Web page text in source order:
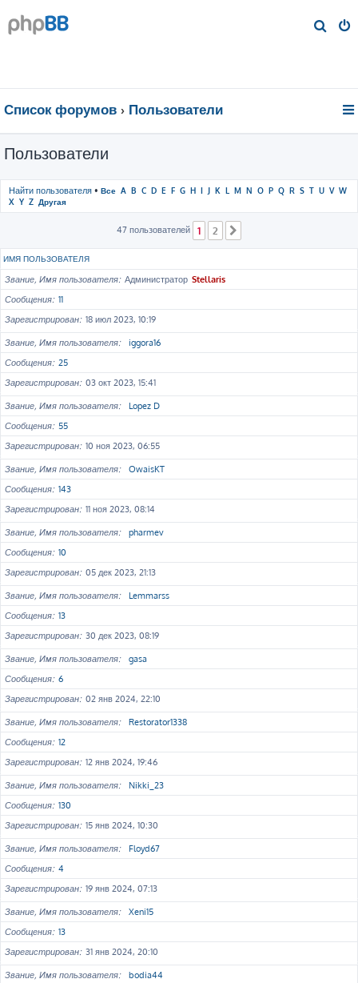
Список форумов Пользователи
Пользователи
Найти пользователя • Все A B C D E F G H I J K L M N O P Q R S T U V W
X Y Z Другая
47 пользователей 1 2
ИМЯ ПОЛЬЗОВАТЕЛЯ
Звание, Имя пользователя Администратор Stellaris
Сообщения 11
Зарегистрирован 18 июл 2023, 10:19
Звание, Имя пользователя
iggora16
Сообщения 25
Зарегистрирован 03 окт 2023, 15:41
Звание, Имя пользователя
Lopez D
Сообщения
55
Зарегистрирован 10 ноя 2023, 06:55
Звание, Имя пользователя
OwaisKT
Сообщения 143
Зарегистрирован 11 ноя 2023, 08:14
Звание, Имя пользователя
pharmev
Сообщения 10
Зарегистрирован 05 дек 2023, 21:13
Звание, Имя пользователя
Lemmarss
Сообщения 13
Зарегистрирован 30 дек 2023, 08:19
Звание, Имя пользователя
gasa
Сообщения 6
Зарегистрирован 02 янв 2024, 22:10
Звание, Имя пользователя
Restorator1338
Сообщения 12
Зарегистрирован 12 янв 2024, 19:46
Звание, Имя пользователя
Nikki_23
Сообщения 130
Зарегистрирован 15 янв 2024, 10:30
Звание, Имя пользователя
Floyd67
Сообщения 4
Зарегистрирован 19 янв 2024, 07:13
Звание, Имя пользователя
Xeni15
Сообщения 13
Зарегистрирован 31 янв 2024, 20:10
Звание, Имя пользователя
bodia44